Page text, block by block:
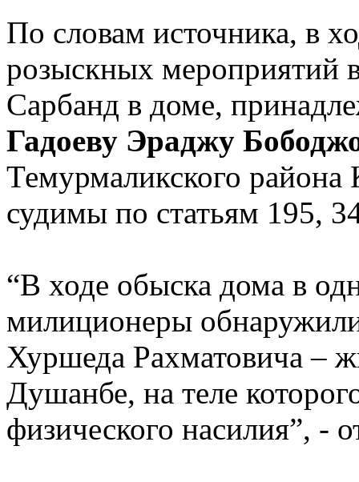
По словам источника, в
розыскных мероприятий
Сарбанд в доме,
Гадоеву Эраджу
Темурмаликского
судимы по статьям 195,
“В ходе обыска дома в
милиционеры
Хуршеда Рахматовича –
Душанбе, на теле
физического насилия”, -